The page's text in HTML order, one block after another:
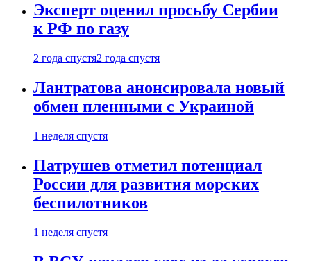
Эксперт оценил просьбу Сербии
к РФ по газу
2 года спустя2 года спустя
Лантратова анонсировала новый
обмен пленными с Украиной
1 неделя спустя
Патрушев отметил потенциал
России для развития морских
беспилотников
1 неделя спустя